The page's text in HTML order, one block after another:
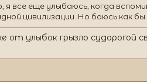
я все еще улыбаюсь, когда
цивилизации. Но боюсь как
от улыбок грызло судорогой